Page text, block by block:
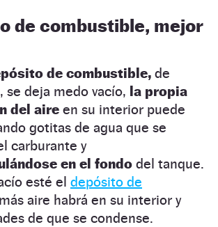
de combustible, mejor
de combustible, de
deja medo vacío, la propia
del aire en su interior puede
gotitas de agua que se
carburante y
en el fondo del tanque.
esté el depósito de
aire habrá en su interior y
de que se condense.